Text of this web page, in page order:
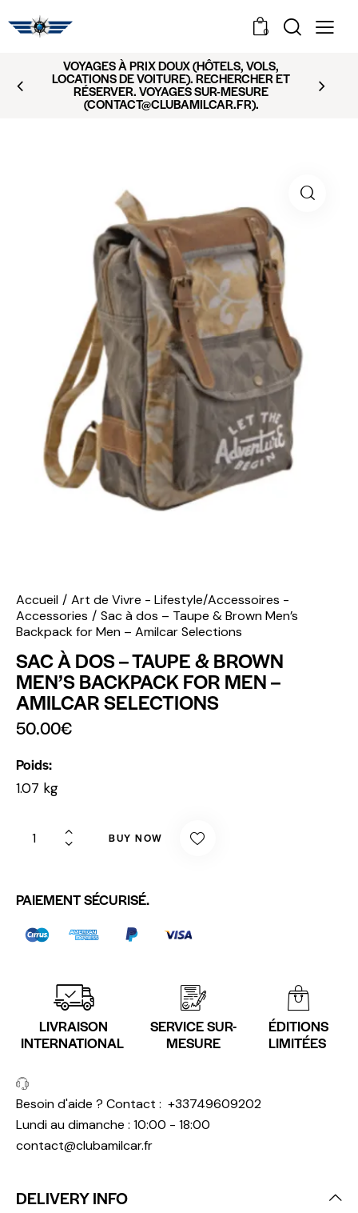
0
VOYAGES À PRIX DOUX (HÔTELS, VOLS,
LOCATIONS DE VOITURE). RECHERCHER ET
RÉSERVER. VOYAGES SUR-MESURE
(CONTACT@CLUBAMILCAR.FR).
Accueil
Art de Vivre - Lifestyle/Accessoires -
Accessories
Sac à dos – Taupe & Brown Men’s
Backpack for Men – Amilcar Selections
SAC À DOS – TAUPE & BROWN
MEN’S BACKPACK FOR MEN –
AMILCAR SELECTIONS
50.00€
Poids
1.07 kg
BUY NOW
PAIEMENT SÉCURISÉ.
LIVRAISON
INTERNATIONAL
SERVICE SUR-
MESURE
ÉDITIONS
LIMITÉES
Besoin d'aide ? Contact : +33749609202
Lundi au dimanche : 10:00 - 18:00
contact@clubamilcar.fr
DELIVERY INFO